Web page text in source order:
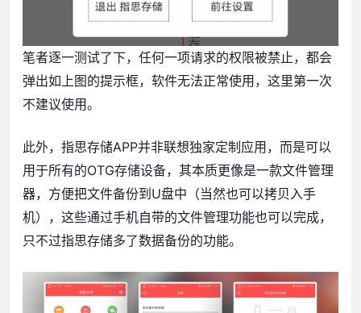
笔者逐一测试了下，任何一项请求的权限被禁止，都会
弹出如上图的提示框，软件无法正常使用，这里第一次
不建议使用。
此外，指思存储APP并非联想独家定制应用，而是可以
用于所有的OTG存储设备，其本质更像是一款文件管理
器，方便把文件备份到U盘中（当然也可以拷贝入手
机），这些通过手机自带的文件管理功能也可以完成，
只不过指思存储多了数据备份的功能。